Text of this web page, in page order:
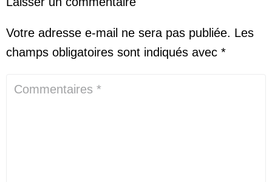
Votre adresse e-mail ne sera pas publiée. Les
champs obligatoires sont indiqués avec *